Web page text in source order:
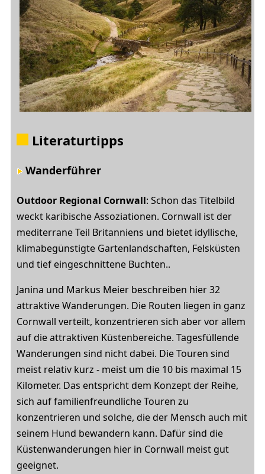
Literaturtipps
Wanderführer
Outdoor Regional Cornwall: Schon das Titelbild
weckt karibische Assoziationen. Cornwall ist der
mediterrane Teil Britanniens und bietet idyllische,
klimabegünstigte Gartenlandschaften, Felsküsten
und tief eingeschnittene Buchten..
Janina und Markus Meier beschreiben hier 32
attraktive Wanderungen. Die Routen liegen in ganz
Cornwall verteilt, konzentrieren sich aber vor allem
auf die attraktiven Küstenbereiche. Tagesfüllende
Wanderungen sind nicht dabei. Die Touren sind
meist relativ kurz - meist um die 10 bis maximal 15
Kilometer. Das entspricht dem Konzept der Reihe,
sich auf familienfreundliche Touren zu
konzentrieren und solche, die der Mensch auch mit
seinem Hund bewandern kann. Dafür sind die
Küstenwanderungen hier in Cornwall meist gut
geeignet.